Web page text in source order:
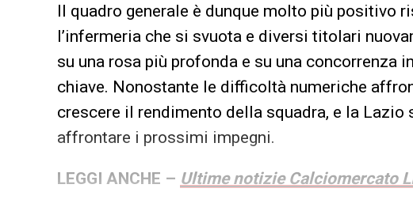
Il quadro generale è dunque molto più positivo
l’infermeria che si svuota e diversi titolari
su una rosa più profonda e su una concorrenza
chiave. Nonostante le difficoltà numeriche
crescere il rendimento della squadra, e la Lazio
affrontare i prossimi impegni.
LEGGI ANCHE – Ultime notizie Calciomercato